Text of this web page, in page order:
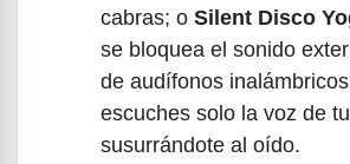
cabras; o Silent Disco
se bloquea el sonido
de audífonos
escuches solo la voz de
susurrándote al oído.